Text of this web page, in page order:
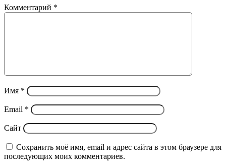
Комментарий *
Имя *
Email *
Сайт
Сохранить моё имя, email и адрес сайта в этом браузере для
последующих моих комментариев.